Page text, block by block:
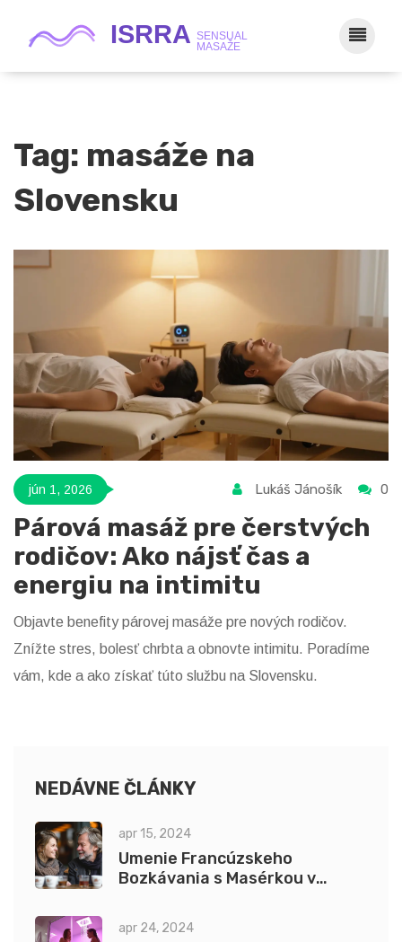
Tag: masáže na
Slovensku
jún 1, 2026 Lukáš Jánošík 0
Párová masáž pre čerstvých
rodičov: Ako nájsť čas a
energiu na intimitu
Objavte benefity párovej masáže pre nových rodičov.
Znížte stres, bolesť chrbta a obnovte intimitu. Poradíme
vám, kde a ako získať túto službu na Slovensku.
NEDÁVNE ČLÁNKY
apr 15, 2024
Umenie Francúzskeho
Bozkávania s Masérkou v
apr 24, 2024